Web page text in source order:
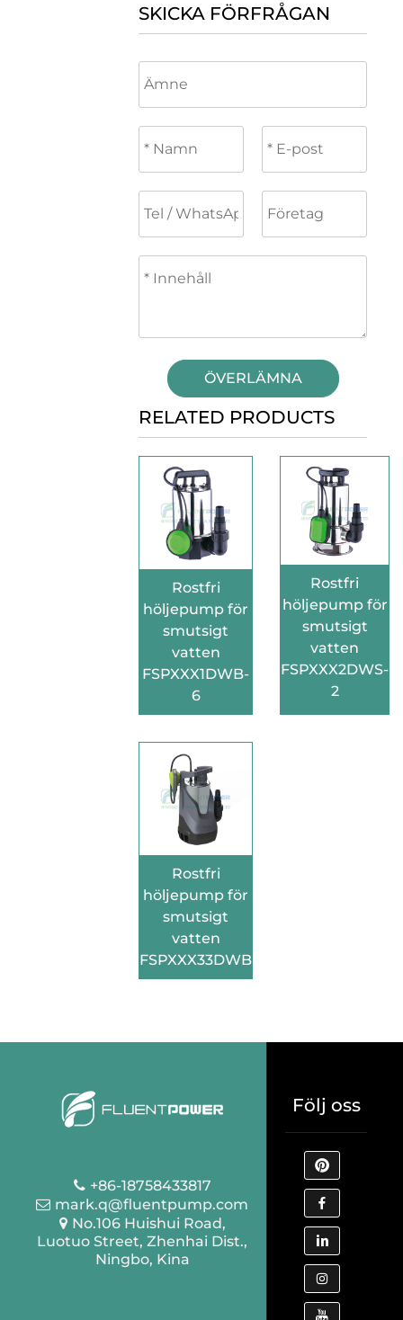
SKICKA FÖRFRÅGAN
ÖVERLÄMNA
RELATED PRODUCTS
Rostfri
höljepump för
smutsigt
vatten
FSPXXX1DWB-
6
Rostfri
höljepump för
smutsigt
vatten
FSPXXX2DWS-
2
Rostfri
höljepump för
smutsigt
vatten
FSPXXX33DWB
+86-18758433817
mark.q@fluentpump.com
No.106 Huishui Road,
Luotuo Street, Zhenhai Dist.,
Ningbo, Kina
Följ oss